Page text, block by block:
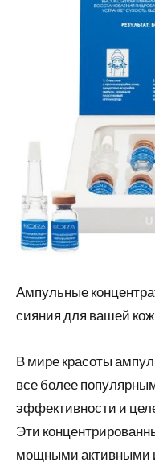
Ампульные
сияния для вашей
В мире красоты
все более
эффективности и
Эти
мощными активными